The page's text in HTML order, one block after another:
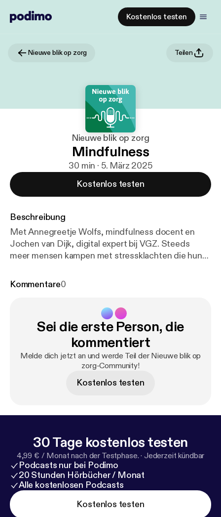
Kostenlos testen
Nieuwe blik op zorg Teilen
Nieuwe blik op zorg
Mindfulness
30 min · 5. März 2025
Kostenlos testen
Beschreibung
Met Annegreetje Wolfs, mindfulness docent en
Jochen van Dijk, digital expert bij VGZ. Steeds
meer mensen kampen met stressklachten die hun
studies tonen aan dat mindfulness effectief helpt.
aanbeveelt. De app helpt mensen direct en draagt
er aan bij om mensen uit de zorg te houden. In deze
uitzending van ‘Nieuwe blik op zorg’ bespreken we
het geheim achter de populariteit van deze app.
Reacties zijn van harte welkom via
Kommentare0
Sei die erste Person, die
kommentiert
Melde dich jetzt an und werde Teil der Nieuwe blik op
zorg-Community!
Kostenlos testen
30 Tage kostenlos testen
4,99 € / Monat nach der Testphase. · Jederzeit kündbar
Podcasts nur bei Podimo
20 Stunden Hörbücher / Monat
Alle kostenlosen Podcasts
Kostenlos testen